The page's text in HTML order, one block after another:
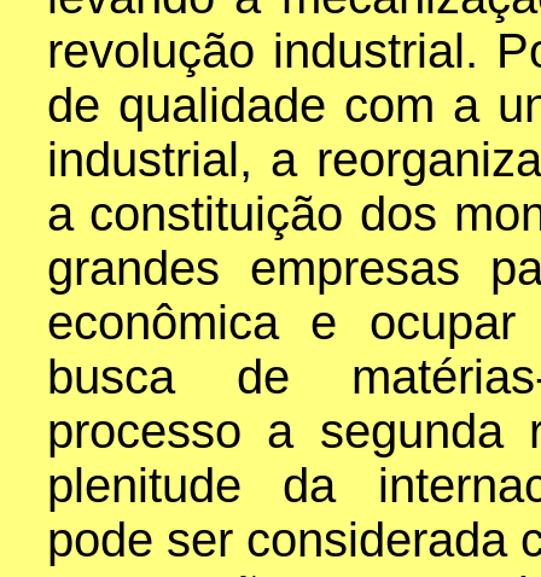
revolução industrial.
de qualidade com a
industrial, a
a constituição dos
grandes empresas
econômica e
busca de
processo a segunda
plenitude da
pode ser considerada